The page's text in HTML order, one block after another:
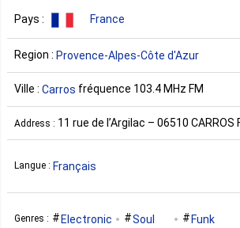
Pays : France
Region : Provence-Alpes-Côte d'Azur
Ville : Carros fréquence 103.4 MHz FM
Address : 11 rue de l’Argilac – 06510 CARROS
Langue : Français
Genres : Electronic Soul Funk